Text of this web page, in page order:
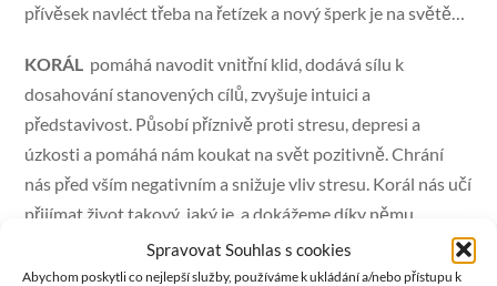
Spravovat Souhlas s cookies
Abychom poskytli co nejlepší služby, používáme k ukládání a/nebo přístupu k
přívěsek navléct třeba na řetízek a nový šperk je na světě…
KORÁL pomáhá navodit vnitřní klid, dodává sílu k
dosahování stanovených cílů, zvyšuje intuici a
představivost. Působí příznivě proti stresu, depresi a
úzkosti a pomáhá nám koukat na svět pozitivně. Chrání
nás před vším negativním a snižuje vliv stresu. Korál nás učí
přijímat život takový, jaký je, a dokážeme díky němu
pochopit, že všechno, co se v našem životě děje, má svůj
význam a důvod. V neposlední řadě v nás přítomnost